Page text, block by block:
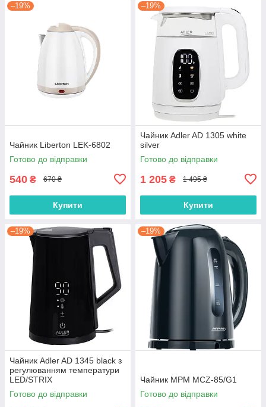
–19%
Чайник Liberton LEK-6802
Готово до відправки
540 ₴ 670 ₴
Купити
–19%
Чайник Adler AD 1305 white
silver
Готово до відправки
1 205 ₴ 1 495 ₴
Купити
–19%
Чайник Adler AD 1345 black з
регулюванням температури
LED/STRIX
Готово до відправки
–19%
Чайник MPM MCZ-85/G1
Готово до відправки